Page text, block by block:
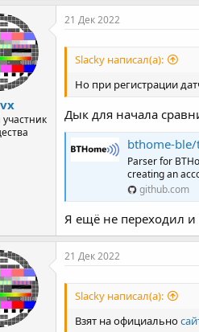
21 Дек 2022
Slacky написал(а):
Но при регистрации
Дык для начала
bthome-ble/
Parser for
creating an
github.com
Я ещё не переходил
21 Дек 2022
Slacky написал(а):
Взят на официально